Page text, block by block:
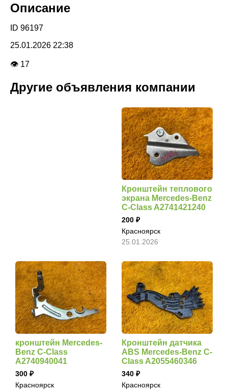
Описание
ID 96197
25.01.2026 22:38
👁 17
Другие объявления компании
Кронштейн теплового
экрана Mercedes-Benz
C-Class A2741421240
200
Красноярск
25.01.2026
кронштейн Mercedes-
Benz C-Class
A2740940041
300
Красноярск
Кронштейн датчика
ABS Mercedes-Benz C-
Class A2055460346
340
Красноярск